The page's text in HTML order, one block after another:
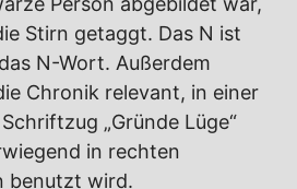
Stirn getaggt. Das N ist
N-Wort. Außerdem
Chronik relevant, in einer
„Gründe Lüge“
in rechten
benutzt wird.